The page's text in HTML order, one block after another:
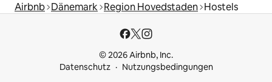
Airbnb Dänemark Region Hovedstaden Hostels
© 2026 Airbnb, Inc.
Datenschutz
Nutzungsbedingungen